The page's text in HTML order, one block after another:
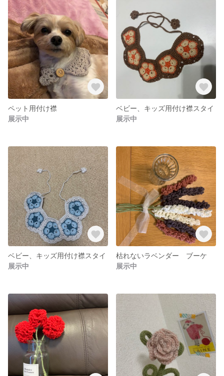
ペット用付け襟
展示中
ベビー、キッズ用付け襟スタイ
展示中
ベビー、キッズ用付け襟スタイ
展示中
枯れないラベンダー ブーケ
展示中